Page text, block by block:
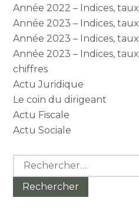
Année 2022 – Indices,
Année 2023 – Indices,
Année 2023 – Indices,
Année 2023 – Indices,
chiffres
Actu Juridique
Le coin du dirigeant
Actu Fiscale
Actu Sociale
Rechercher :